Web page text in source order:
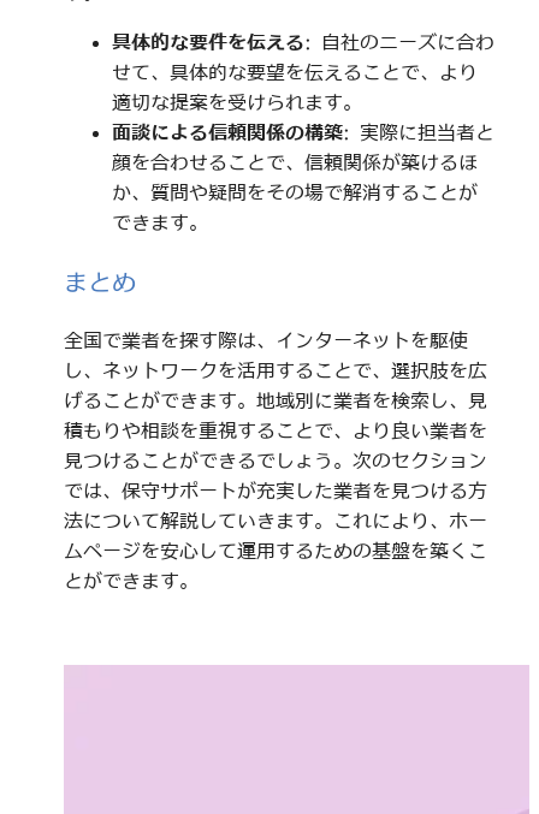
具体的な要件を伝える: 自社のニーズに合わ
せて、具体的な要望を伝えることで、より
適切な提案を受けられます。
面談による信頼関係の構築: 実際に担当者と
顔を合わせることで、信頼関係が築けるほ
か、質問や疑問をその場で解消することが
できます。
まとめ
全国で業者を探す際は、インターネットを駆使
し、ネットワークを活用することで、選択肢を広
げることができます。地域別に業者を検索し、見
積もりや相談を重視することで、より良い業者を
見つけることができるでしょう。次のセクション
では、保守サポートが充実した業者を見つける方
法について解説していきます。これにより、ホー
ムページを安心して運用するための基盤を築くこ
とができます。